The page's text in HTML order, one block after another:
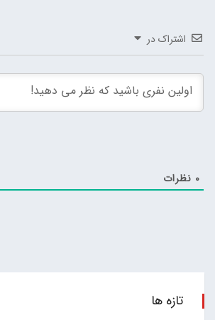
اشتراک در
0 نظرات
تازه ها